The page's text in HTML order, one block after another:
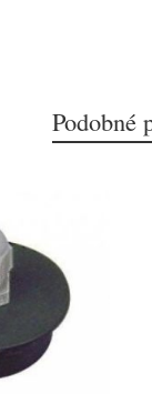
Podobné